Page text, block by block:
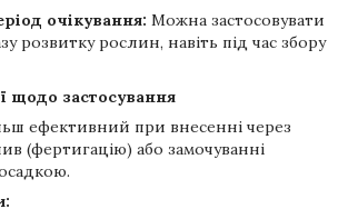
очікування: Можна застосовувати
розвитку рослин, навіть під час збору
щодо застосування
ефективний при внесенні через
(фертигацію) або замочуванні